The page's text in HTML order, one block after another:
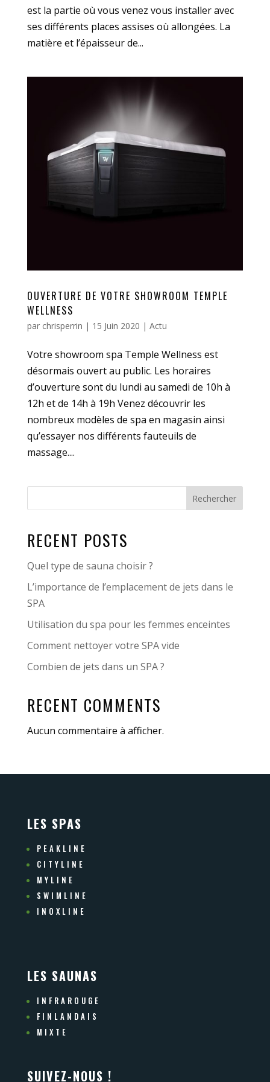
est la partie où vous venez vous installer avec
ses différents places assises où allongées. La
matière et l’épaisseur de...
OUVERTURE DE VOTRE SHOWROOM TEMPLE
WELLNESS
par chrisperrin | 15 Juin 2020 | Actu
Votre showroom spa Temple Wellness est
désormais ouvert au public. Les horaires
d’ouverture sont du lundi au samedi de 10h à
12h et de 14h à 19h Venez découvrir les
nombreux modèles de spa en magasin ainsi
qu’essayer nos différents fauteuils de
massage....
Rechercher
RECENT POSTS
Quel type de sauna choisir ?
L’importance de l’emplacement de jets dans le
SPA
Utilisation du spa pour les femmes enceintes
Comment nettoyer votre SPA vide
Combien de jets dans un SPA ?
RECENT COMMENTS
Aucun commentaire à afficher.
LES SPAS
PEAKLINE
CITYLINE
MYLINE
SWIMLINE
INOXLINE
LES SAUNAS
INFRAROUGE
FINLANDAIS
MIXTE
SUIVEZ-NOUS !